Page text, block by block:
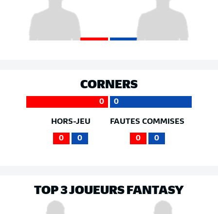
CORNERS
0 0
HORS-JEU
0 0
FAUTES COMMISES
0 0
TOP 3 JOUEURS FANTASY